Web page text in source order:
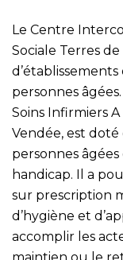
Le Centre
Sociale Terres
personnes
Soins Infirmiers
Vendée, est
personnes
handicap. Il a
sur prescription
d’hygiène et
accomplir les